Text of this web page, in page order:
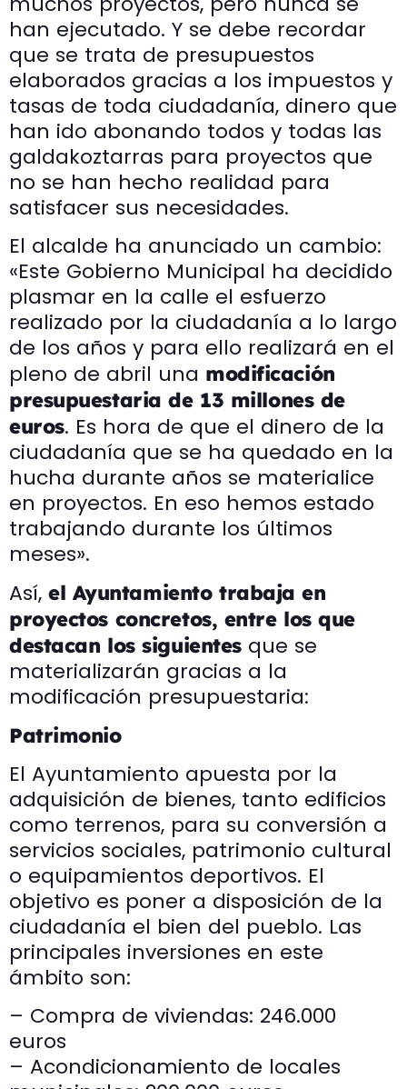
han ejecutado. Y se debe recordar
que se trata de presupuestos
elaborados gracias a los impuestos y
tasas de toda ciudadanía, dinero que
han ido abonando todos y todas las
galdakoztarras para proyectos que
no se han hecho realidad para
satisfacer sus necesidades.
El alcalde ha anunciado un cambio:
«Este Gobierno Municipal ha decidido
plasmar en la calle el esfuerzo
realizado por la ciudadanía a lo largo
de los años y para ello realizará en el
pleno de abril una modificación
presupuestaria de 13 millones de
euros. Es hora de que el dinero de la
ciudadanía que se ha quedado en la
hucha durante años se materialice
en proyectos. En eso hemos estado
trabajando durante los últimos
meses».
Así, el Ayuntamiento trabaja en
proyectos concretos, entre los que
destacan los siguientesque se
materializarán gracias a la
modificación presupuestaria:
Patrimonio
El Ayuntamiento apuesta por la
adquisición de bienes, tanto edificios
como terrenos, para su conversión a
servicios sociales, patrimonio cultural
o equipamientos deportivos. El
objetivo es poner a disposición de la
ciudadanía el bien del pueblo. Las
principales inversiones en este
ámbito son:
– Compra de viviendas: 246.000
euros
– Acondicionamiento de locales